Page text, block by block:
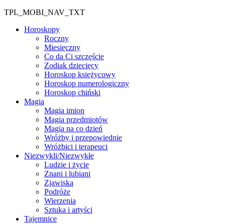
TPL_MOBI_NAV_TXT
Horoskopy
Roczny
Miesięczny
Co da Ci szczęście
Zodiak dziecięcy
Horoskop księżycowy
Horoskop numerologiczny
Horoskop chiński
Magia
Magia imion
Magia przedmiotów
Magia na co dzień
Wróżby i przepowiednie
Wróżbici i terapeuci
Niezwykli/Niezwykłe
Ludzie i życie
Znani i lubiani
Zjawiska
Podróże
Wierzenia
Sztuka i artyści
Tajemnice